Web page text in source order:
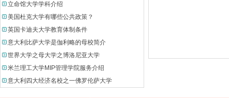
立命馆大学学科介绍
美国杜克大学有哪些公共政策？
英国卡迪夫大学教育体制条件
意大利比萨大学是伽利略的母校简介
世界大学之母大学之博洛尼亚大学
米兰理工大学MIP管理学院服务介绍
意大利四大经济名校之一佛罗伦萨大学